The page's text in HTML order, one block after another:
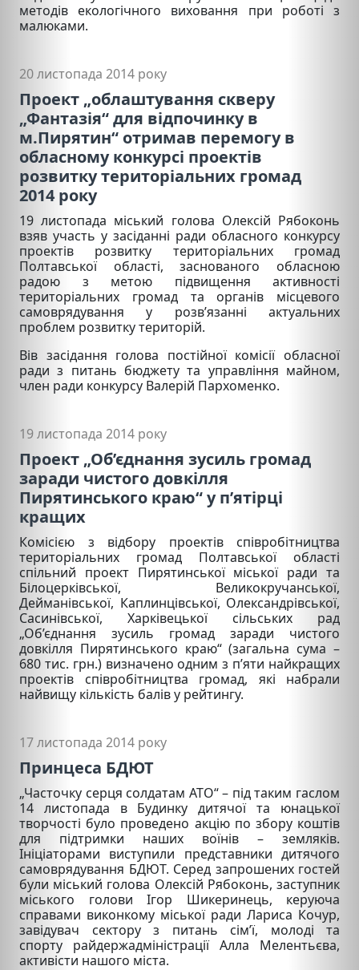
методів екологічного виховання при роботі з
малюками.
20 листопада 2014 року
Проект „облаштування скверу
„Фантазія“ для відпочинку в
м.Пирятин“ отримав перемогу в
обласному конкурсі проектів
розвитку територіальних громад
2014 року
19 листопада міський голова Олексій Рябоконь
взяв участь у засіданні ради обласного конкурсу
проектів розвитку територіальних громад
Полтавської області, заснованого обласною
радою з метою підвищення активності
територіальних громад та органів місцевого
самоврядування у розв’язанні актуальних
проблем розвитку територій.
Вів засідання голова постійної комісії обласної
ради з питань бюджету та управління майном,
член ради конкурсу Валерій Пархоменко.
19 листопада 2014 року
Проект „Об’єднання зусиль громад
заради чистого довкілля
Пирятинського краю“ у п’ятірці
кращих
Комісією з відбору проектів співробітництва
територіальних громад Полтавської області
спільний проект Пирятинської міської ради та
Білоцерківської, Великокручанської,
Дейманівської, Каплинцівської, Олександрівської,
Сасинівської, Харківецької сільських рад
„Об’єднання зусиль громад заради чистого
довкілля Пирятинського краю“ (загальна сума –
680 тис. грн.) визначено одним з п’яти найкращих
проектів співробітництва громад, які набрали
найвищу кількість балів у рейтингу.
17 листопада 2014 року
Принцеса БДЮТ
„Часточку серця солдатам АТО“ – під таким гаслом
14 листопада в Будинку дитячої та юнацької
творчості було проведено акцію по збору коштів
для підтримки наших воїнів – земляків.
Ініціаторами виступили представники дитячого
самоврядування БДЮТ. Серед запрошених гостей
були міський голова Олексій Рябоконь, заступник
міського голови Ігор Шикеринець, керуюча
справами виконкому міської ради Лариса Кочур,
завідувач сектору з питань сім’ї, молоді та
спорту райдержадміністрації Алла Мелентьєва,
активісти нашого міста.